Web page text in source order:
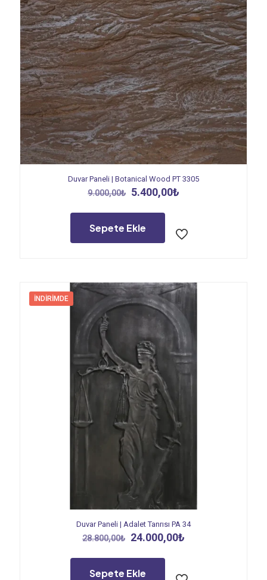
Duvar Paneli | Botanical Wood PT 3305
9.000,00₺ Orijinal
9.000,00₺.
5.400,00₺
Sepete Ekle
İNDIRIMDE
Duvar Paneli | Adalet Tanrısı PA 34
28.800,00₺ Orijinal
28.800,00₺.
24.000,00₺
Sepete Ekle